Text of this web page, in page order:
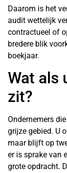
Daarom is het
audit wettelijk
contractueel of
bredere blik
boekjaar.
Wat als
zit?
Ondernemers
grijze gebied. U
maar blijft op
er is sprake van
grote opdracht.